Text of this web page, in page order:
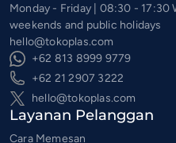
Monday - Friday | 08:30 - 17:30
weekends and public holidays
hello@tokoplas.com
+62 813 8999 9779
+62 21 2907 3222
hello@tokoplas.com
Layanan Pelanggan
Cara Memesan